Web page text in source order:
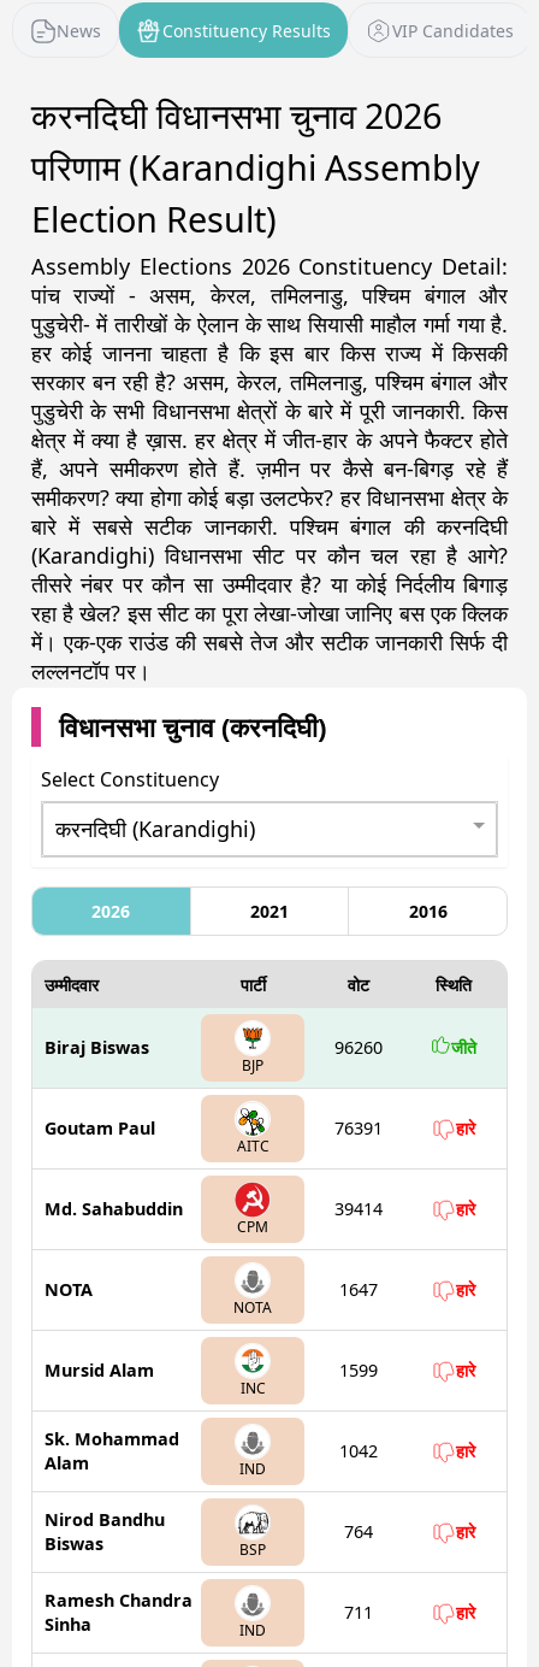
News Constituency Results VIP Candidates
करनदिघी विधानसभा चुनाव 2026
परिणाम (Karandighi Assembly
Election Result)
Assembly Elections 2026 Constituency Detail:
पांच राज्यों - असम, केरल, तमिलनाडु, पश्चिम बंगाल और
पुडुचेरी- में तारीखों के ऐलान के साथ सियासी माहौल गर्मा गया है.
हर कोई जानना चाहता है कि इस बार किस राज्य में किसकी
सरकार बन रही है? असम, केरल, तमिलनाडु, पश्चिम बंगाल और
पुडुचेरी के सभी विधानसभा क्षेत्रों के बारे में पूरी जानकारी. किस
क्षेत्र में क्या है ख़ास. हर क्षेत्र में जीत-हार के अपने फैक्टर होते
हैं, अपने समीकरण होते हैं. ज़मीन पर कैसे बन-बिगड़ रहे हैं
समीकरण? क्या होगा कोई बड़ा उलटफेर? हर विधानसभा क्षेत्र के
बारे में सबसे सटीक जानकारी. पश्चिम बंगाल की करनदिघी
(Karandighi) विधानसभा सीट पर कौन चल रहा है आगे?
तीसरे नंबर पर कौन सा उम्मीदवार है? या कोई निर्दलीय बिगाड़
रहा है खेल? इस सीट का पूरा लेखा-जोखा जानिए बस एक क्लिक
में। एक-एक राउंड की सबसे तेज और सटीक जानकारी सिर्फ दी
लल्लनटॉप पर।
विधानसभा चुनाव (करनदिघी)
Select Constituency
2026 2021 2016
उम्मीदवार पार्टी वोट स्थिति
Biraj Biswas
BJP
96260 जीते
Goutam Paul
AITC
76391 हारे
Md. Sahabuddin
CPM
39414 हारे
NOTA
NOTA
1647 हारे
Mursid Alam
INC
1599 हारे
Sk. Mohammad
Alam
IND
1042 हारे
Nirod Bandhu
Biswas
BSP
764 हारे
Ramesh Chandra
Sinha
IND
711 हारे